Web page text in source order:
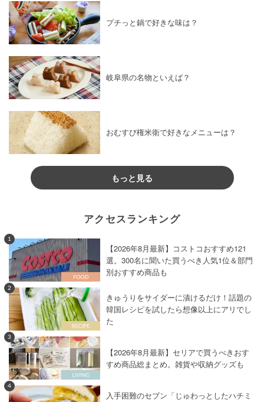
プチっと鍋で好きな味は？
岐阜県の名物といえば？
おむすび権米衛で好きなメニューは？
もっと見る
アクセスランキング
1
【2026年8月最新】コストコおすすめ121
選。300名に聞いた買うべき人気1位＆部門
別おすすめ商品も
2
きゅうりをサイダーに漬けるだけ！話題の
韓国レシピを試したら想像以上にアリでし
た
3
【2026年8月最新】セリアで買うべきおす
すめ商品総まとめ。雑貨や収納グッズも
4
入手困難のセブン「じゅわっとしたハチミ